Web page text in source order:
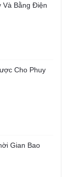
Và Bằng Điện
Cho Phuy
Gian Bao